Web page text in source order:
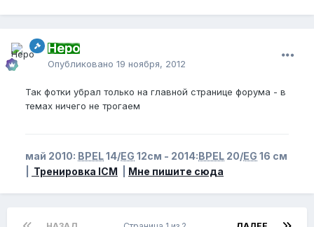
Неро
Опубликовано 19 ноября, 2012
Так фотки убрал только на главной странице форума - в
темах ничего не трогаем
май 2010: BPEL14/EG 12см - 2014:BPEL 20/EG 16 см
Тренировка ICM Мне пишите сюда